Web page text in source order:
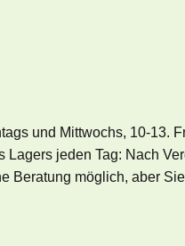
und Mittwochs, 10-13.
Lagers jeden Tag: Nach
Beratung möglich, aber